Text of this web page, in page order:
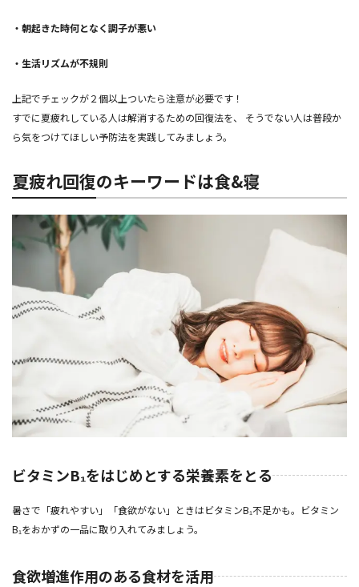
・朝起きた時何となく調子が悪い
・生活リズムが不規則
上記でチェックが２個以上ついたら注意が必要です！
すでに夏疲れしている人は解消するための回復法を、 そうでない人は普段か
ら気をつけてほしい予防法を実践してみましょう。
夏疲れ回復のキーワードは食&寝
ビタミンB₁をはじめとする栄養素をとる
暑さで「疲れやすい」「食欲がない」ときはビタミンB₁不足かも。ビタミン
B₁をおかずの一品に取り入れてみましょう。
食欲増進作用のある食材を活用